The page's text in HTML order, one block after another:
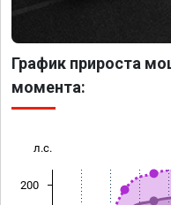
График прироста
момента:
л.с.
200